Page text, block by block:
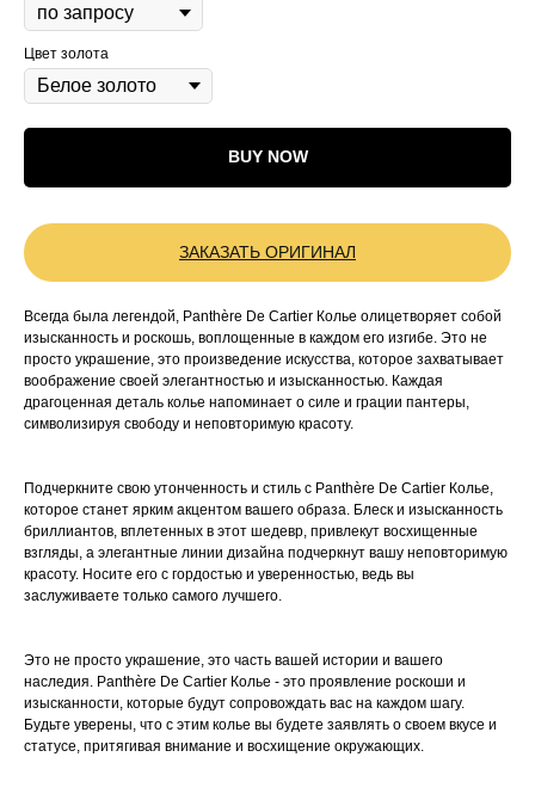
Цвет золота
BUY NOW
ЗАКАЗАТЬ ОРИГИНАЛ
Всегда была легендой, Panthère De Cartier Колье олицетворяет собой
изысканность и роскошь, воплощенные в каждом его изгибе. Это не
просто украшение, это произведение искусства, которое захватывает
воображение своей элегантностью и изысканностью. Каждая
драгоценная деталь колье напоминает о силе и грации пантеры,
символизируя свободу и неповторимую красоту.
Подчеркните свою утонченность и стиль с Panthère De Cartier Колье,
которое станет ярким акцентом вашего образа. Блеск и изысканность
бриллиантов, вплетенных в этот шедевр, привлекут восхищенные
взгляды, а элегантные линии дизайна подчеркнут вашу неповторимую
красоту. Носите его с гордостью и уверенностью, ведь вы
заслуживаете только самого лучшего.
Это не просто украшение, это часть вашей истории и вашего
наследия. Panthère De Cartier Колье - это проявление роскоши и
изысканности, которые будут сопровождать вас на каждом шагу.
Будьте уверены, что с этим колье вы будете заявлять о своем вкусе и
статусе, притягивая внимание и восхищение окружающих.